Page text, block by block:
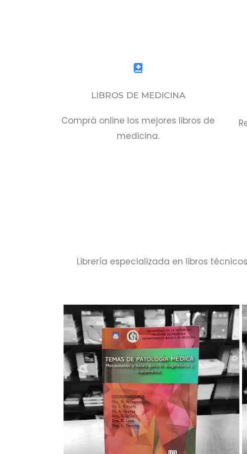
LIBROS DE MEDICINA
Comprá online los mejores libros de
medicina.
Librería especializada en libros